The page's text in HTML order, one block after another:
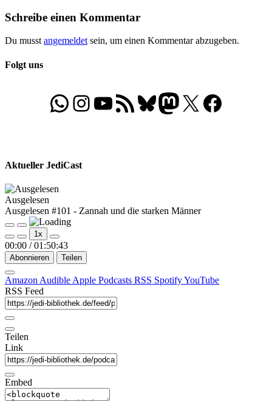
Schreibe einen Kommentar
Du musstangemeldetsein, um einen Kommentar abzugeben.
Folgt uns
WhatsApp
Folgt uns auf Instagram
Besucht unseren YouTube-Kanal
RSS-FeedBluesky
Folgt uns auf Mastodon
X Folgt uns auf
Aktueller JediCast
Ausgelesen
Ausgelesen #101 - Zannah und die starken Männer
Play
Episode
Pause
Episode
1x
00:00 / 01:50:43
Abonnieren Teilen
Amazon Audible Apple Podcasts RSS SpotifyYouTube
RSS Feed
Teilen
Link
Embed